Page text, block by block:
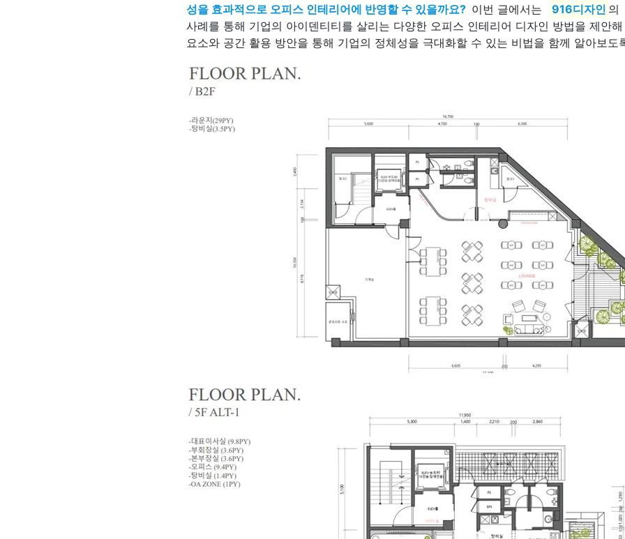
성을 효과적으로 오피스 인테리어에 반영할 수 있을까요? 이번 글에서는 916디자인 의
사례를 통해 기업의 아이덴티티를 살리는 다양한 오피스 인테리어 디자인 방법을 제안
요소와 공간 활용 방안을 통해 기업의 정체성을 극대화할 수 있는 비법을 함께 알아보도